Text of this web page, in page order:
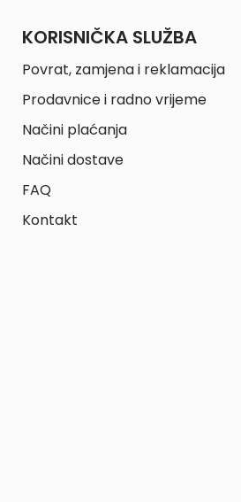
KORISNIČKA SLUŽBA
Povrat, zamjena i reklamacija
Prodavnice i radno vrijeme
Načini plaćanja
Načini dostave
FAQ
Kontakt